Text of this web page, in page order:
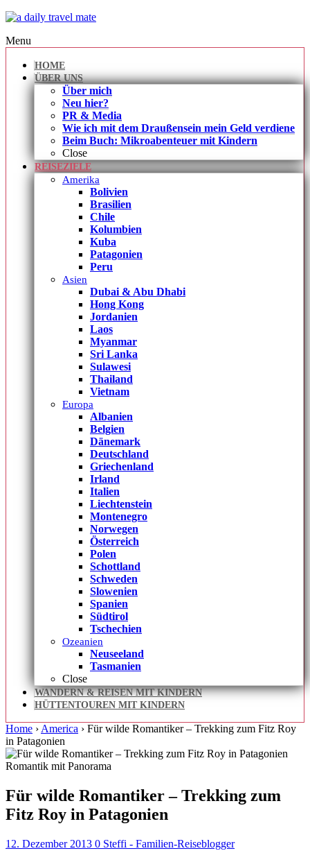
Menu
HOME
ÜBER UNS
Über mich
Neu hier?
PR & Media
Wie ich mit dem Draußensein mein Geld verdiene
Beim Buch: Mikroabenteuer mit Kindern
Close
REISEZIELE
Amerika
Bolivien
Brasilien
Chile
Kolumbien
Kuba
Patagonien
Peru
Asien
Dubai & Abu Dhabi
Hong Kong
Jordanien
Laos
Myanmar
Sri Lanka
Sulawesi
Thailand
Vietnam
Europa
Albanien
Belgien
Dänemark
Deutschland
Griechenland
Irland
Italien
Liechtenstein
Montenegro
Norwegen
Österreich
Polen
Schottland
Schweden
Slowenien
Spanien
Südtirol
Tschechien
Ozeanien
Neuseeland
Tasmanien
Close
WANDERN & REISEN MIT KINDERN
HÜTTENTOUREN MIT KINDERN
Home › America › Für wilde Romantiker – Trekking zum Fitz Roy
in Patagonien
Romantik mit Panorama
Für wilde Romantiker – Trekking zum
Fitz Roy in Patagonien
12. Dezember 2013 0 Steffi - Familien-Reiseblogger